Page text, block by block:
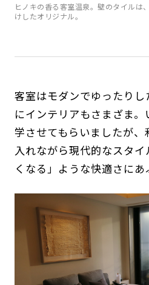
ヒノキの香る客室温泉。壁のタイルは
けしたオリジナル。
客室はモダンでゆったり
にインテリアもさまざま
学させてもらいましたが
入れながら現代的なスタ
くなる」ような快適さにあ